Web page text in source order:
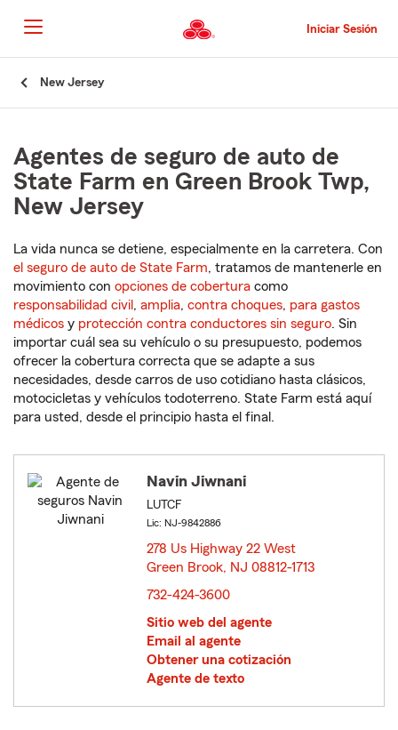
al
contenido
principal
Iniciar Sesión
New Jersey
Agentes de seguro de auto de
State Farm en Green Brook Twp,
New Jersey
La vida nunca se detiene, especialmente en la carretera. Con
el seguro de auto de State Farm, tratamos de mantenerle en
movimiento con opciones de cobertura como
responsabilidad civil , amplia, contra choques, para gastos
médicos y protección contra conductores sin seguro. Sin
importar cuál sea su vehículo o su presupuesto, podemos
ofrecer la cobertura correcta que se adapte a sus
necesidades, desde carros de uso cotidiano hasta clásicos,
motocicletas y vehículos todoterreno. State Farm está aquí
para usted, desde el principio hasta el final.
Navin Jiwnani
LUTCF
Lic: NJ-9842886
278 Us Highway 22 West
Green Brook, NJ 08812-1713
732-424-3600
Sitio web del agente
Email al agente
Obtener una cotización
Agente de texto